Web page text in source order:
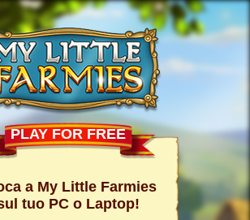
PLAY FOR FREE
a My Little Farmies
tuo PC o Laptop!